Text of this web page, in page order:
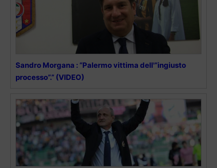
Sandro Morgana : “Palermo vittima dell'”ingiusto
processo”.” (VIDEO)